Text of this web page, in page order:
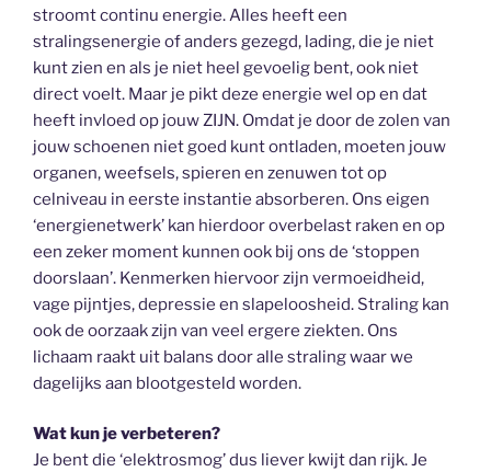
stroomt continu energie. Alles heeft een
stralingsenergie of anders gezegd, lading, die je niet
kunt zien en als je niet heel gevoelig bent, ook niet
direct voelt. Maar je pikt deze energie wel op en dat
heeft invloed op jouw ZIJN. Omdat je door de zolen van
jouw schoenen niet goed kunt ontladen, moeten jouw
organen, weefsels, spieren en zenuwen tot op
celniveau in eerste instantie absorberen. Ons eigen
‘energienetwerk’ kan hierdoor overbelast raken en op
een zeker moment kunnen ook bij ons de ‘stoppen
doorslaan’. Kenmerken hiervoor zijn vermoeidheid,
vage pijntjes, depressie en slapeloosheid. Straling kan
ook de oorzaak zijn van veel ergere ziekten. Ons
lichaam raakt uit balans door alle straling waar we
dagelijks aan blootgesteld worden.
Wat kun je verbeteren?
Je bent die ‘elektrosmog’ dus liever kwijt dan rijk. Je